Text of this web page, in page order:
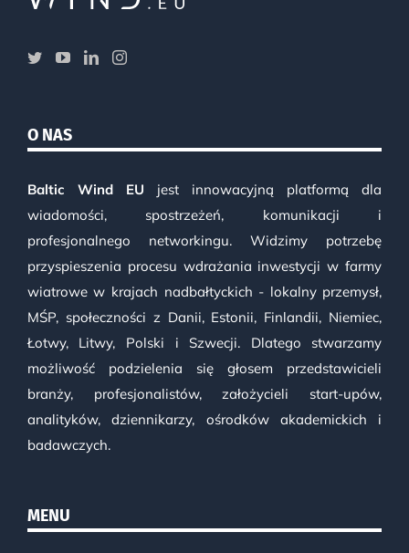
O NAS
Baltic Wind EU jest innowacyjną platformą dla
wiadomości, spostrzeżeń, komunikacji i
profesjonalnego networkingu. Widzimy potrzebę
przyspieszenia procesu wdrażania inwestycji w farmy
wiatrowe w krajach nadbałtyckich - lokalny przemysł,
MŚP, społeczności z Danii, Estonii, Finlandii, Niemiec,
Łotwy, Litwy, Polski i Szwecji. Dlatego stwarzamy
możliwość podzielenia się głosem przedstawicieli
branży, profesjonalistów, założycieli start-upów,
analityków, dziennikarzy, ośrodków akademickich i
badawczych.
MENU